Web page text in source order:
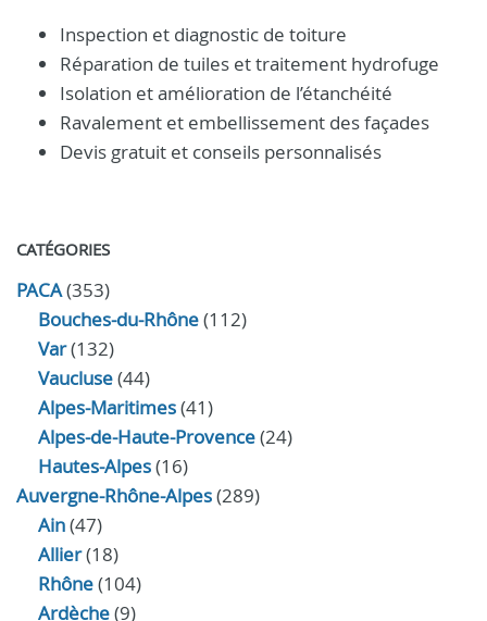
Inspection et diagnostic de toiture
Réparation de tuiles et traitement hydrofuge
Isolation et amélioration de l’étanchéité
Ravalement et embellissement des façades
Devis gratuit et conseils personnalisés
CATÉGORIES
PACA(353)
Bouches-du-Rhône(112)
Var(132)
Vaucluse(44)
Alpes-Maritimes(41)
Alpes-de-Haute-Provence(24)
Hautes-Alpes(16)
Auvergne-Rhône-Alpes(289)
Ain(47)
Allier(18)
Rhône(104)
Ardèche(9)